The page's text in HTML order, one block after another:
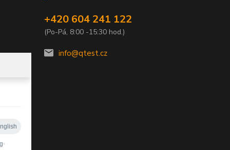
+420 604 241 122
(Po-Pá, 8:00 -15:30 hod.)
info@qtest.cz